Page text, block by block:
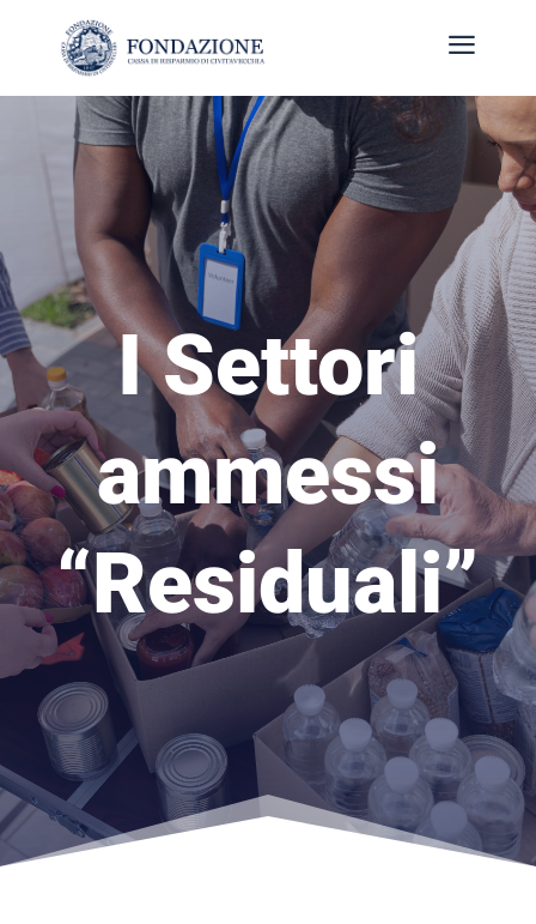
a
I Settori
ammessi
“Residuali”